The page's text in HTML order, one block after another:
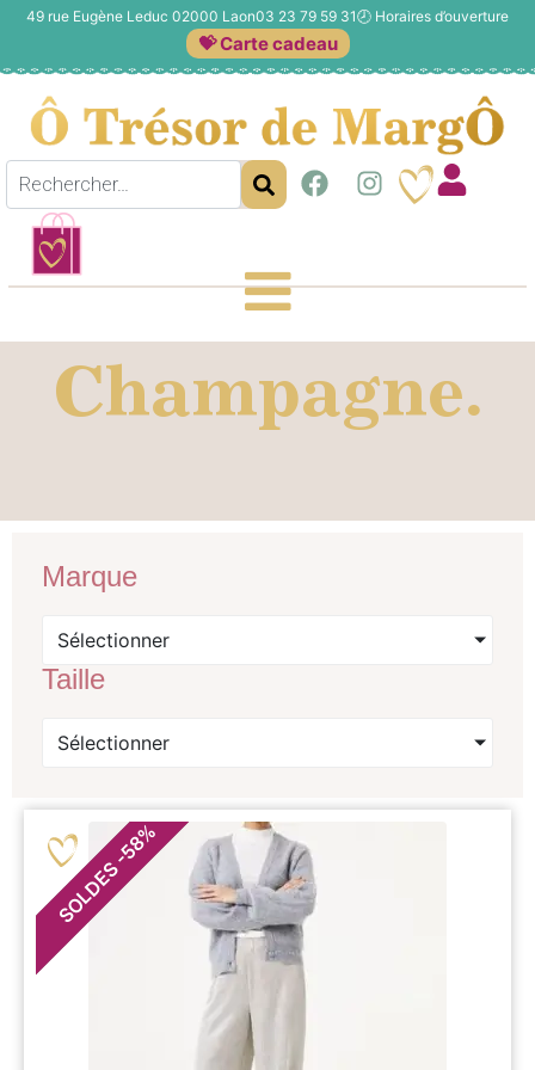
49 rue Eugène Leduc 02000 Laon03 23 79 59 31🕗 Horaires d’ouverture
💝 Carte cadeau
Champagne.
Marque
Sélectionner
Taille
Sélectionner
SOLDES
-
58
%